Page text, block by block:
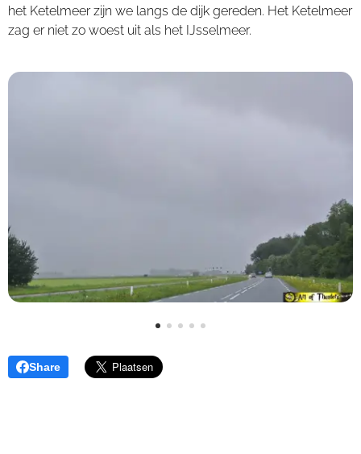
het Ketelmeer zijn we langs de dijk gereden. Het Ketelmeer
zag er niet zo woest uit als het IJsselmeer.
Share